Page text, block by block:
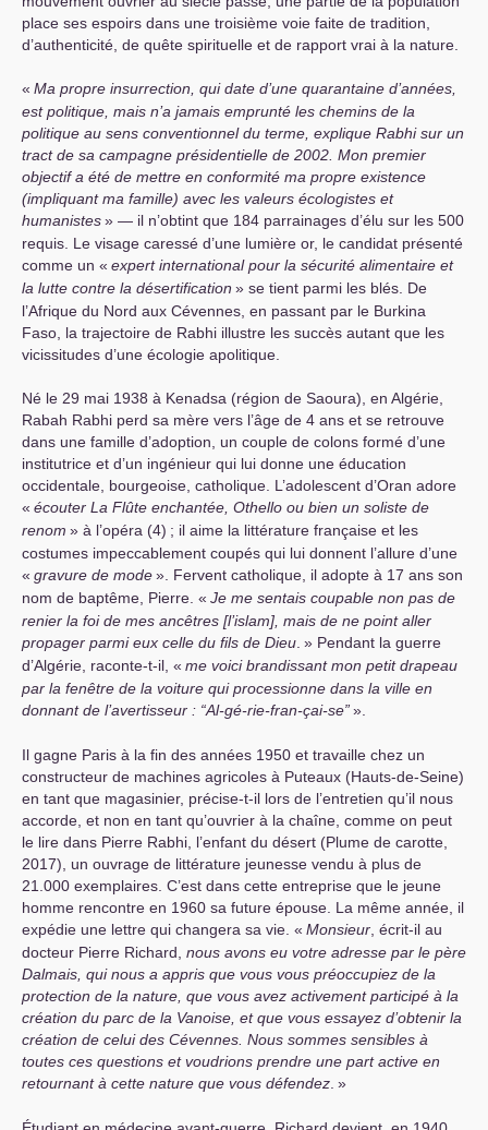
place ses espoirs dans une troisième voie faite de tradition,
d’authenticité, de quête spirituelle et de rapport vrai à la nature.
« Ma propre insurrection, qui date d’une quarantaine d’années,
est politique, mais n’a jamais emprunté les chemins de la
politique au sens conventionnel du terme, explique Rabhi sur un
tract de sa campagne présidentielle de 2002. Mon premier
objectif a été de mettre en conformité ma propre existence
(impliquant ma famille) avec les valeurs écologistes et
humanistes» — il n’obtint que 184 parrainages d’élu sur les 500
requis. Le visage caressé d’une lumière or, le candidat présenté
comme un « expert international pour la sécurité alimentaire et
la lutte contre la désertification » se tient parmi les blés. De
l’Afrique du Nord aux Cévennes, en passant par le Burkina
Faso, la trajectoire de Rabhi illustre les succès autant que les
vicissitudes d’une écologie apolitique.
Né le 29 mai 1938 à Kenadsa (région de Saoura), en Algérie,
Rabah Rabhi perd sa mère vers l’âge de 4 ans et se retrouve
dans une famille d’adoption, un couple de colons formé d’une
institutrice et d’un ingénieur qui lui donne une éducation
occidentale, bourgeoise, catholique. L’adolescent d’Oran adore
« écouter La Flûte enchantée, Othello ou bien un soliste de
renom » à l’opéra (4) ; il aime la littérature française et les
costumes impeccablement coupés qui lui donnent l’allure d’une
« gravure de mode». Fervent catholique, il adopte à 17 ans son
nom de baptême, Pierre. « Je me sentais coupable non pas de
renier la foi de mes ancêtres [l’islam], mais de ne point aller
propager parmi eux celle du fils de Dieu » Pendant la guerre
d’Algérie, raconte-t-il, « me voici brandissant mon petit drapeau
par la fenêtre de la voiture qui processionne dans la ville en
donnant de l’avertisseur : “Al-gé-rie-fran-çai-se”».
Il gagne Paris à la fin des années 1950 et travaille chez un
constructeur de machines agricoles à Puteaux (Hauts-de-Seine)
en tant que magasinier, précise-t-il lors de l’entretien qu’il nous
accorde, et non en tant qu’ouvrier à la chaîne, comme on peut
le lire dans Pierre Rabhi, l’enfant du désert (Plume de carotte,
2017), un ouvrage de littérature jeunesse vendu à plus de
21.000 exemplaires. C’est dans cette entreprise que le jeune
homme rencontre en 1960 sa future épouse. La même année, il
expédie une lettre qui changera sa vie. « Monsieur , écrit-il au
docteur Pierre Richard, nous avons eu votre adresse par le père
Dalmais, qui nous a appris que vous vous préoccupiez de la
protection de la nature, que vous avez activement participé à la
création du parc de la Vanoise, et que vous essayez d’obtenir la
création de celui des Cévennes. Nous sommes sensibles à
toutes ces questions et voudrions prendre une part active en
retournant à cette nature que vous défendez »